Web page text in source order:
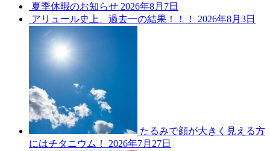
夏季休暇のお知らせ 2026年8月7日
アリュール史上、過去一の結果！！！
2026年8月3日
たるみで顔が大きく見える方
にはチタニウム！
2026年7月27日